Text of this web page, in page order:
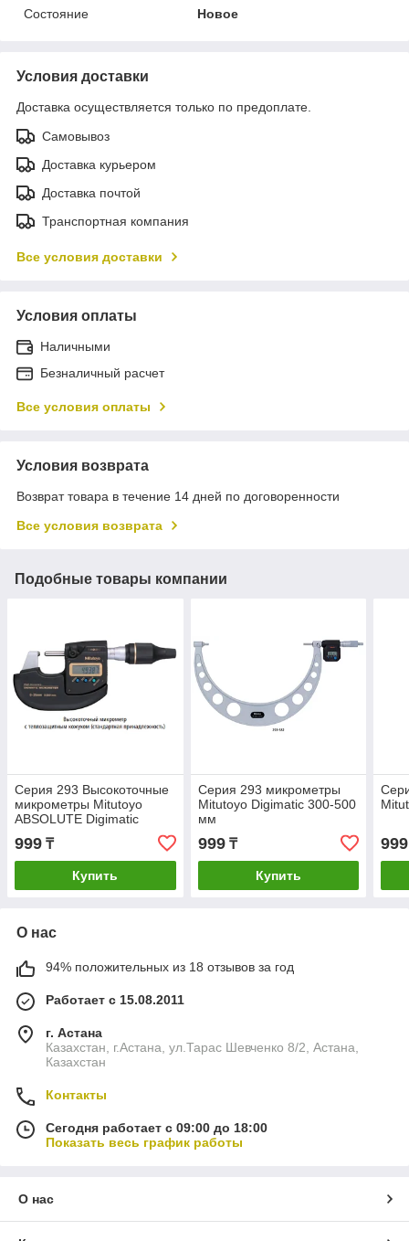
Состояние
Новое
Условия доставки
Доставка осуществляется только по предоплате.
Самовывоз
Доставка курьером
Доставка почтой
Транспортная компания
Все условия доставки
Условия оплаты
Наличными
Безналичный расчет
Все условия оплаты
Условия возврата
Возврат товара в течение 14 дней по договоренности
Все условия возврата
Подобные товары компании
Серия 293 Высокоточные
микрометры Mitutoyo
ABSOLUTE Digimatic
999 ₸
Купить
Серия 293 микрометры
Mitutoyo Digimatic 300-500
мм
999₸
Купить
999
О нас
94% положительных из 18 отзывов за год
Работает с 15.08.2011
г. Астана
Казахстан, г.Астана, ул.Тарас Шевченко 8/2, Астана,
Казахстан
Контакты
Сегодня работает с 09:00 до 18:00
Показать весь график работы
О нас